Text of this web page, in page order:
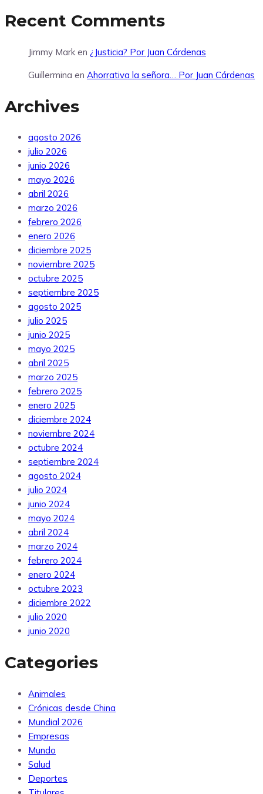
Recent Comments
Jimmy Mark en ¿Justicia? Por Juan Cárdenas
Guillermina en Ahorrativa la señora… Por Juan Cárdenas
Archives
agosto 2026
julio 2026
junio 2026
mayo 2026
abril 2026
marzo 2026
febrero 2026
enero 2026
diciembre 2025
noviembre 2025
octubre 2025
septiembre 2025
agosto 2025
julio 2025
junio 2025
mayo 2025
abril 2025
marzo 2025
febrero 2025
enero 2025
diciembre 2024
noviembre 2024
octubre 2024
septiembre 2024
agosto 2024
julio 2024
junio 2024
mayo 2024
abril 2024
marzo 2024
febrero 2024
enero 2024
octubre 2023
diciembre 2022
julio 2020
junio 2020
Categories
Animales
Crónicas desde China
Mundial 2026
Empresas
Mundo
Salud
Deportes